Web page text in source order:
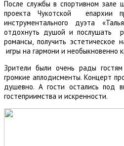
После службы в спортивном зале
проекта Чукотской епархии
инструментального дуэта
отдохнуть душой и послушать
романсы, получить эстетическое
игры на гармони и необыкновенно
Зрители были очень рады
громкие аплодисменты. Концерт
душевно. А гости остались под
гостеприимства и искренности.